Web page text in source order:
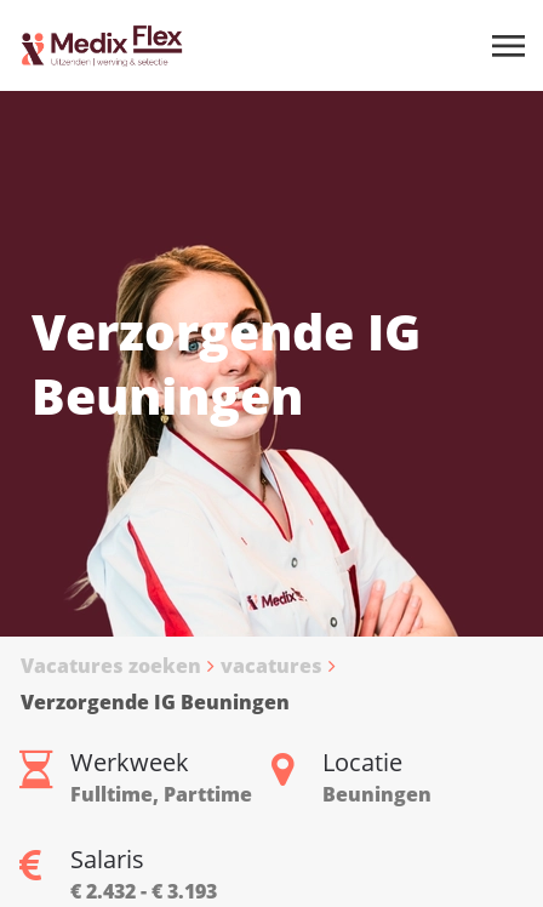
Verzorgende IG
Beuningen
Vacatures zoeken
vacatures
Verzorgende IG Beuningen
Werkweek
Fulltime, Parttime
Locatie
Beuningen
Salaris
€ 2.432 - € 3.193